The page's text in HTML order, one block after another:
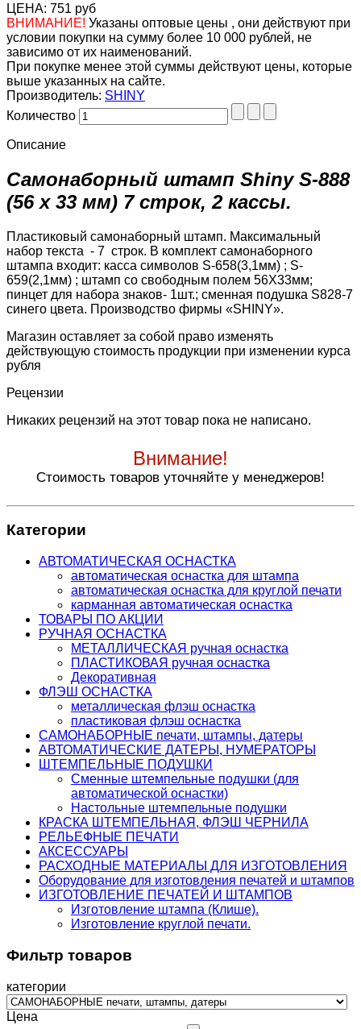
ЦЕНА: 751 руб
ВНИМАНИЕ! Указаны оптовые цены , они действуют при
условии покупки на сумму более 10 000 рублей, не
зависимо от их наименований.
При покупке менее этой суммы действуют цены, которые
выше указанных на сайте.
Производитель: SHINY
Количество
Описание
Самонаборный штамп Shiny S-888
(56 x 33 мм) 7 строк, 2 кассы.
Пластиковый самонаборный штамп. Максимальный
набор текста - 7 строк. В комплект самонаборного
штампа входит: касса символов S-658(3,1мм) ; S-
659(2,1мм) ; штамп со свободным полем 56Х33мм;
пинцет для набора знаков- 1шт.; сменная подушка S828-7
синего цвета. Производство фирмы «SHINY».
Магазин оставляет за собой право изменять
действующую стоимость продукции при изменении курса
рубля
Рецензии
Никаких рецензий на этот товар пока не написано.
Внимание!
Стоимость товаров уточняйте у менеджеров!
Категории
АВТОМАТИЧЕСКАЯ ОСНАСТКА
автоматическая оснастка для штампа
автоматическая оснастка для круглой печати
карманная автоматическая оснастка
ТОВАРЫ ПО АКЦИИ
РУЧНАЯ ОСНАСТКА
МЕТАЛЛИЧЕСКАЯ ручная оснастка
ПЛАСТИКОВАЯ ручная оснастка
Декоративная
ФЛЭШ ОСНАСТКА
металлическая флэш оснастка
пластиковая флэш оснастка
САМОНАБОРНЫЕ печати, штампы, датеры
АВТОМАТИЧЕСКИЕ ДАТЕРЫ, НУМЕРАТОРЫ
ШТЕМПЕЛЬНЫЕ ПОДУШКИ
Сменные штемпельные подушки (для
автоматической оснастки)
Настольные штемпельные подушки
КРАСКА ШТЕМПЕЛЬНАЯ, ФЛЭШ ЧЕРНИЛА
РЕЛЬЕФНЫЕ ПЕЧАТИ
АКСЕССУАРЫ
РАСХОДНЫЕ МАТЕРИАЛЫ ДЛЯ ИЗГОТОВЛЕНИЯ
Оборудование для изготовления печатей и штампов
ИЗГОТОВЛЕНИЕ ПЕЧАТЕЙ И ШТАМПОВ
Изготовление штампа (Клише).
Изготовление круглой печати.
Фильтр товаров
категории
Цена